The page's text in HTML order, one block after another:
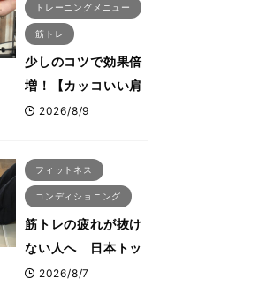
トレーニングメニュー
筋トレ
少しのコツで効果倍
増！【カッコいい肩
を作る三角筋の筋ト
世界王者が解説！
2026/8/9
フィットネス
コンディショニング
筋トレの疲れが抜け
ない人へ 日本トッ
プボディビルダー・
2026/8/7